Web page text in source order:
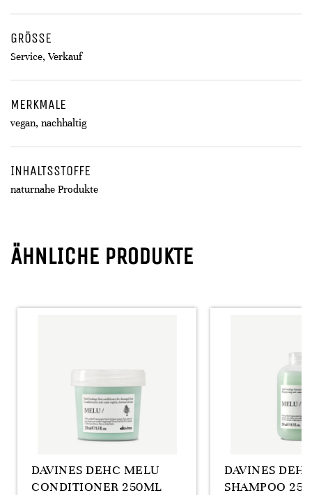
GRÖSSE
Service, Verkauf
MERKMALE
vegan, nachhaltig
INHALTSSTOFFE
naturnahe Produkte
ÄHNLICHE PRODUKTE
DAVINES DEHC MELU
CONDITIONER 250ML
DAVINES
SHAMPOO